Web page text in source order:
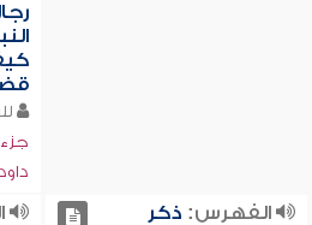
داود
الفهرس: ذكر